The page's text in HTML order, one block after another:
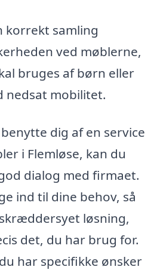
korrekt samling
ved møblerne,
bruges af børn eller
nedsat mobilitet.
dig af en service
i Flemløse, kan du
dialog med firmaet.
ind til dine behov, så
løsning,
det, du har brug for.
har specifikke ønsker